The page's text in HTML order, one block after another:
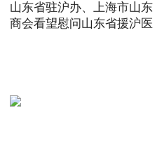
山东省驻沪办、上海市山东
商会看望慰问山东省援沪医